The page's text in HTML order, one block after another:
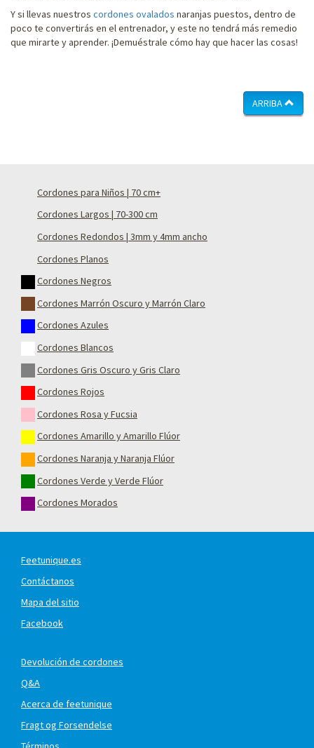
Y si llevas nuestros cordones ovalados naranjas puestos, dentro de
poco te convertirás en el entrenador, y este no tendrá más remedio
que mirarte y aprender. ¡Demuéstrale cómo hay que hacer las cosas!
ARRIBA
Cordones para Niños | 70 cm+
Cordones Largos | 70-300 cm
Cordones Redondos | 3mm y 4mm ancho
Cordones Planos
Cordones Negros
Cordones Marrón Oscuro y Marrón Claro
Cordones Azules
Cordones Blancos
Cordones Gris Oscuro y Gris Claro
Cordones Rojos
Cordones Rosa y Fucsia
Cordones Amarillo y Amarillo Flúor
Cordones Naranja y Naranja Flúor
Cordones Verde y Verde Flúor
Cordones Morados
Feetunique.es
Contáctanos
Mapa del sitio
Facebook
Devolución de cordones
Q&A
Acerca de feetunique
Fragt og Forsendelse